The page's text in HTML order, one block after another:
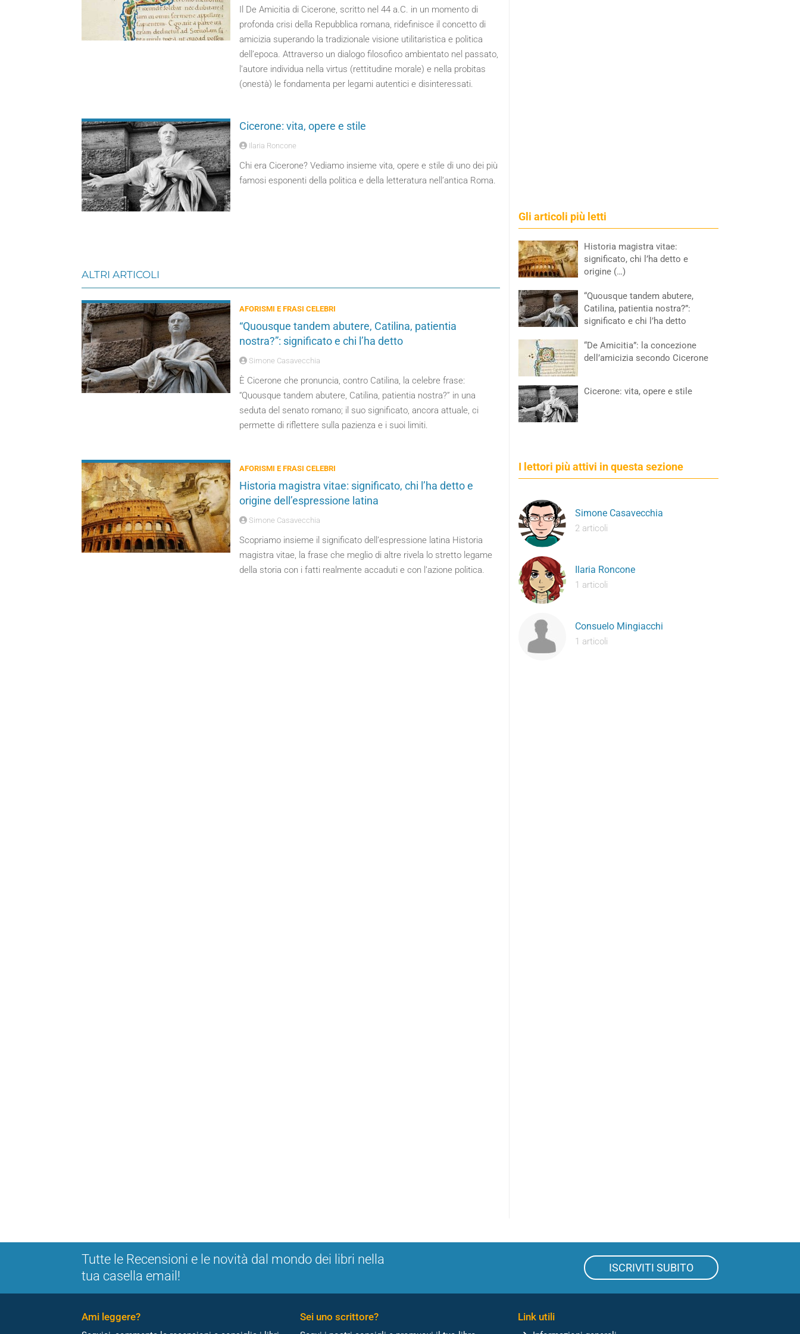
Il De Amicitia di Cicerone, scritto nel 44 a.C. in un momento di
profonda crisi della Repubblica romana, ridefinisce il concetto di
amicizia superando la tradizionale visione utilitaristica e politica
dell’epoca. Attraverso un dialogo filosofico ambientato nel passato,
l’autore individua nella virtus (rettitudine morale) e nella probitas
(onestà) le fondamenta per legami autentici e disinteressati.
Cicerone: vita, opere e stile
Ilaria Roncone
Chi era Cicerone? Vediamo insieme vita, opere e stile di uno dei più
famosi esponenti della politica e della letteratura nell’antica Roma.
ALTRI ARTICOLI
AFORISMI E FRASI CELEBRI
“Quousque tandem abutere, Catilina, patientia
nostra?”: significato e chi l’ha detto
Simone Casavecchia
È Cicerone che pronuncia, contro Catilina, la celebre frase:
“Quousque tandem abutere, Catilina, patientia nostra?” in una
seduta del senato romano; il suo significato, ancora attuale, ci
permette di riflettere sulla pazienza e i suoi limiti.
AFORISMI E FRASI CELEBRI
Historia magistra vitae: significato, chi l’ha detto e
origine dell’espressione latina
Simone Casavecchia
Scopriamo insieme il significato dell’espressione latina Historia
magistra vitae, la frase che meglio di altre rivela lo stretto legame
della storia con i fatti realmente accaduti e con l’azione politica.
Gli articoli più letti
Historia magistra vitae:
significato, chi l’ha detto e
origine (…)
“Quousque tandem abutere,
Catilina, patientia nostra?”:
significato e chi l’ha detto
“De Amicitia”: la concezione
dell’amicizia secondo Cicerone
Cicerone: vita, opere e stile
I lettori più attivi in questa sezione
Simone Casavecchia
2 articoli
Ilaria Roncone
1 articoli
Consuelo Mingiacchi
1 articoli
Tutte le Recensioni e le novità dal mondo dei libri nella
tua casella email!
ISCRIVITI SUBITO
Ami leggere? Sei uno scrittore? Link utili